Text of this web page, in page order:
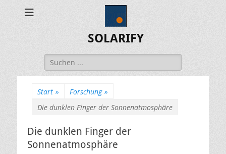
SOLARIFY
Suchen
nach:
Start » Forschung »
Die dunklen Finger der Sonnenatmosphäre
Die dunklen Finger der
Sonnenatmosphäre